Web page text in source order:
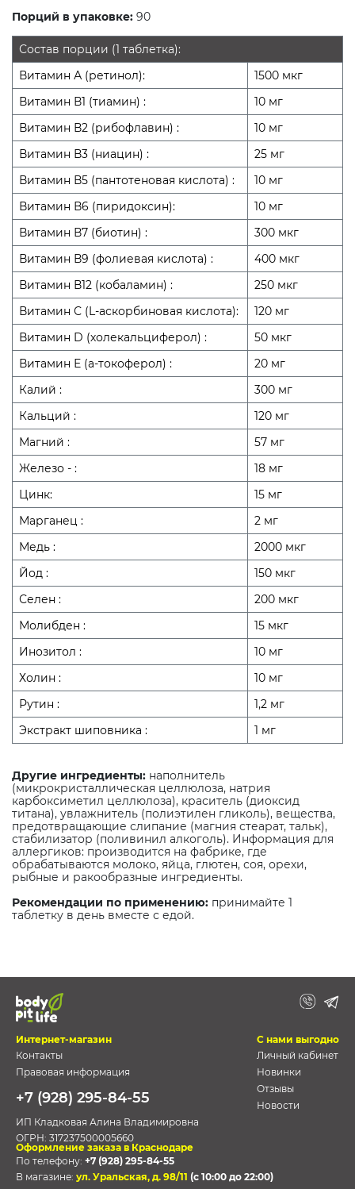
Порций в упаковке: 90
Состав порции (1 таблетка):
Витамин А (ретинол):
1500 мкг
Витамин В1 (тиамин) :
10 мг
Витамин В2 (рибофлавин) :
10 мг
Витамин В3 (ниацин) :
25 мг
Витамин В5 (пантотеновая кислота) :
10 мг
Витамин В6 (пиридоксин):
10 мг
Витамин В7 (биотин) :
300 мкг
Витамин В9 (фолиевая кислота) :
400 мкг
Витамин В12 (кобаламин) :
250 мкг
Витамин С (L-аскорбиновая кислота):
120 мг
Витамин D (холекальциферол) :
50 мкг
Витамин Е (а-токоферол) :
20 мг
Калий :
300 мг
Кальций :
120 мг
Магний :
57 мг
Железо - :
18 мг
Цинк:
15 мг
Марганец :
2 мг
Медь :
2000 мкг
Йод :
150 мкг
Селен :
200 мкг
Молибден :
15 мкг
Инозитол :
10 мг
Холин :
10 мг
Рутин :
1,2 мг
Экстракт шиповника :
1 мг
Другие ингредиенты: наполнитель
(микрокристаллическая целлюлоза, натрия
карбоксиметил целлюлоза), краситель (диоксид
титана), увлажнитель (полиэтилен гликоль), вещества,
предотвращающие слипание (магния стеарат, тальк),
стабилизатор (поливинил алкоголь). Информация для
аллергиков: производится на фабрике, где
обрабатываются молоко, яйца, глютен, соя, орехи,
рыбные и ракообразные ингредиенты.
Рекомендации по применению: принимайте 1
таблетку в день вместе с едой.
Интернет-магазин
Контакты
Правовая информация
+7 (928) 295-84-55
ИП Кладковая Алина Владимировна
ОГРН: 317237500005660
С нами выгодно
Личный кабинет
Новинки
Отзывы
Новости
Оформление заказа в Краснодаре
По телефону: +7 (928) 295-84-55
В магазине: ул. Уральская, д. 98/11 (с 10:00 до 22:00)